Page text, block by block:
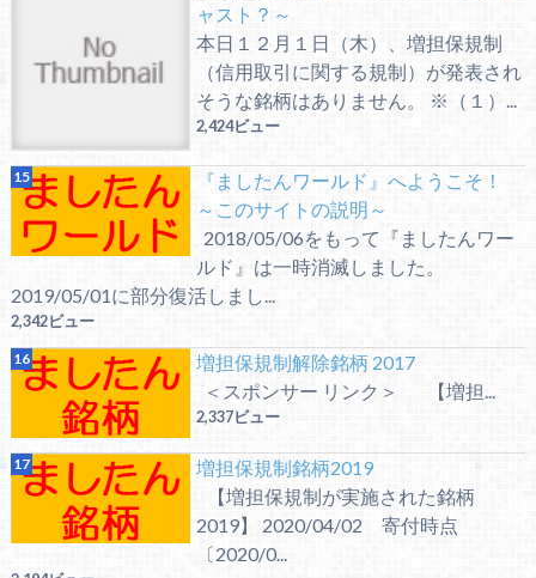
ャスト？～
本日１２月１日（木）、増担保規制
（信用取引に関する規制）が発表され
そうな銘柄はありません。 ※（１）...
2,424ビュー
『ましたんワールド』へようこそ！
～このサイトの説明～
2018/05/06をもって『ましたんワー
ルド』は一時消滅しました。
2019/05/01に部分復活しまし...
2,342ビュー
増担保規制解除銘柄 2017
＜スポンサー リンク＞ 【増担...
2,337ビュー
増担保規制銘柄2019
【増担保規制が実施された銘柄
2019】 2020/04/02 寄付時点
〔2020/0...